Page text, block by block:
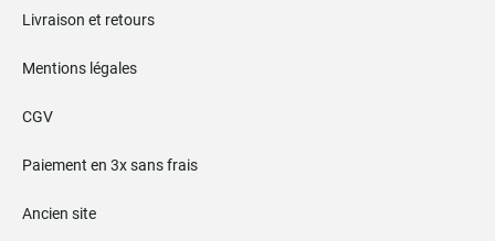
Livraison et retours
Mentions légales
CGV
Paiement en 3x sans frais
Ancien site